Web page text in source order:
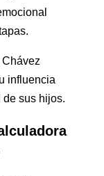
influencia
sus hijos.